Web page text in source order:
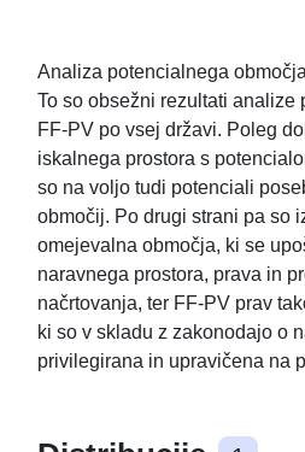
Analiza potencialnega
To so obsežni rezultati analize
FF-PV po vsej državi. Poleg
iskalnega prostora s
so na voljo tudi potenciali
območij. Po drugi strani pa so
omejevalna območja, ki se
naravnega prostora, prava in
načrtovanja, ter FF-PV prav
ki so v skladu z zakonodajo o
privilegirana in upravičena na